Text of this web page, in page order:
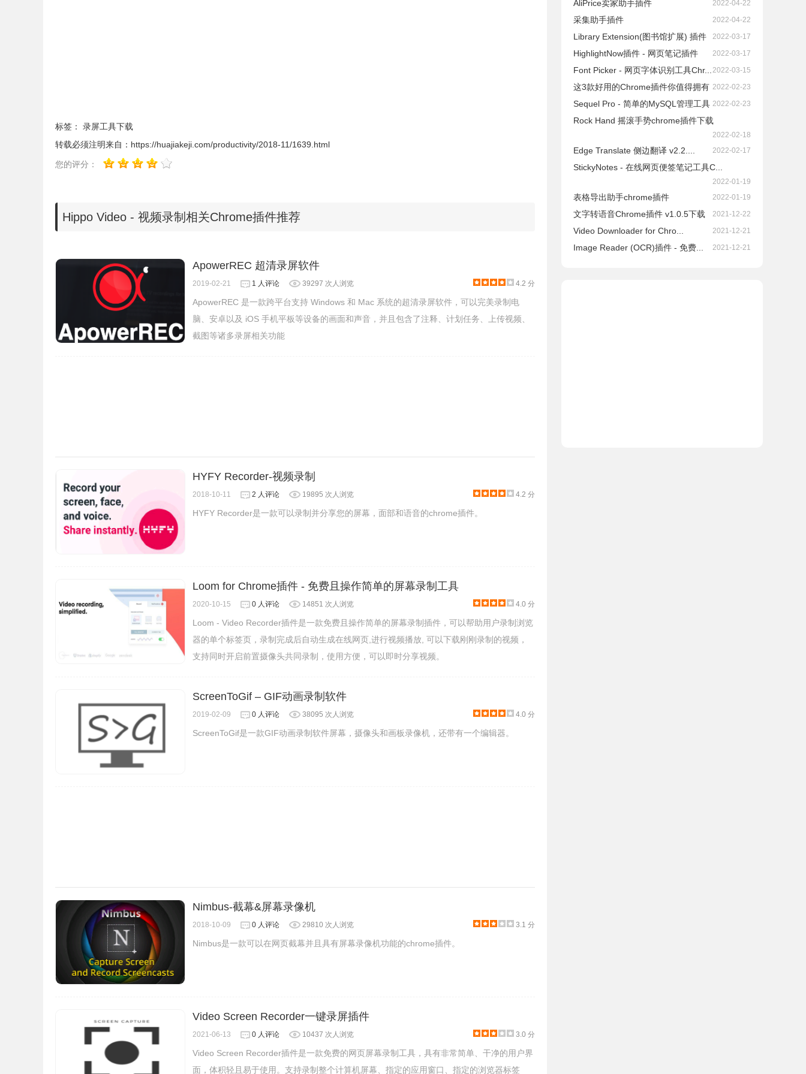
1、轻松创建视频
通过使用高清质量的网络摄像头、屏幕捕获和音频，自己制作精彩的视频。
您还可以使用我们的免费图片库或上传自己的照片，从图像制作精彩的故事。
3、使用GIF工具创建GIF，这有助于以GIF格式创建可视摘要。
4、记录时注释
使用标记工具，突出显示和标记屏幕的任何部分。在屏幕录制时，鼠标单击轻松选择突出显示、对焦、擦除、暂停
和播放等。
2、支持从任何地方导入视频和音频文件并开始编辑。
3、使用修剪、裁剪、添加标注、表情符号和标签等编辑选项。
4、模糊或屏蔽屏幕的一部分以隐藏任何机密信息。
5、使用HV的“高级视频编辑器”直接从Google云端硬盘进行编辑。
6、使用“高级编辑器”拼接和连接剪辑 。
7、 为您的视频添加音频。
标签：
录屏工具下载
转载必须注明来自： https://huajiakeji.com/productivity/2018-11/1639.html
您的评分：
Hippo Video - 视频录制相关Chrome插件推荐
ApowerREC 超清录屏软件
2019-02-21 1 人评论 39297 次人浏览 4.2 分
ApowerREC 是一款跨平台支持 Windows 和 Mac 系统的超清录屏软件，可以完美录制电
脑、安卓以及 iOS 手机平板等设备的画面和声音，并且包含了注释、计划任务、上传视频、
截图等诸多录屏相关功能
HYFY Recorder-视频录制
2018-10-11 2 人评论 19895 次人浏览 4.2 分
HYFY Recorder是一款可以录制并分享您的屏幕，面部和语音的chrome插件。
Loom for Chrome插件 - 免费且操作简单的屏幕录制工具
2020-10-15 0 人评论 14851 次人浏览 4.0 分
Loom - Video Recorder插件是一款免费且操作简单的屏幕录制插件，可以帮助用户录制浏览
器的单个标签页，录制完成后自动生成在线网页,进行视频播放, 可以下载刚刚录制的视频，
支持同时开启前置摄像头共同录制，使用方便，可以即时分享视频。
ScreenToGif – GIF动画录制软件
2019-02-09 0 人评论 38095 次人浏览 4.0 分
ScreenToGif是一款GIF动画录制软件屏幕，摄像头和画板录像机，还带有一个编辑器。
Nimbus-截幕&屏幕录像机
2018-10-09 0 人评论 29810 次人浏览 3.1 分
Nimbus是一款可以在网页截幕并且具有屏幕录像机功能的chrome插件。
Video Screen Recorder一键录屏插件
2021-06-13 0 人评论 10437 次人浏览 3.0 分
Video Screen Recorder插件是一款免费的网页屏幕录制工具，具有非常简单、干净的用户界
面，体积轻且易于使用。支持录制整个计算机屏幕、指定的应用窗口、指定的浏览器标签
AliPrice卖家助手插件 2022-04-22
采集助手插件 2022-04-22
Library Extension(图书馆扩展) 插件 2022-03-17
HighlightNow插件 - 网页笔记插件 2022-03-17
Font Picker - 网页字体识别工具Chr... 2022-03-15
这3款好用的Chrome插件你值得拥有 2022-02-23
Sequel Pro - 简单的MySQL管理工具 2022-02-23
Rock Hand 摇滚手势chrome插件下载
2022-02-18
Edge Translate 侧边翻译 v2.2.... 2022-02-17
StickyNotes - 在线网页便签笔记工具C...
2022-01-19
表格导出助手chrome插件 2022-01-19
文字转语音Chrome插件 v1.0.5下载 2021-12-22
Video Downloader for Chro... 2021-12-21
Image Reader (OCR)插件 - 免费... 2021-12-21